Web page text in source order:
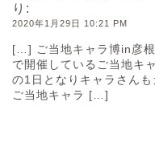
り:
2020年1月29日 10:21 PM
[…] ご当地キャラ博in彦
で開催しているご当地キ
の1日となりキャラさん
ご当地キャラ […]